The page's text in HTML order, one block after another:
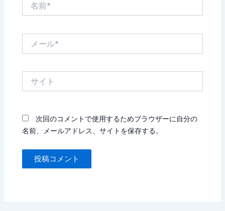
次回のコメントで使用するためブラウザーに自分の
名前、メールアドレス、サイトを保存する。